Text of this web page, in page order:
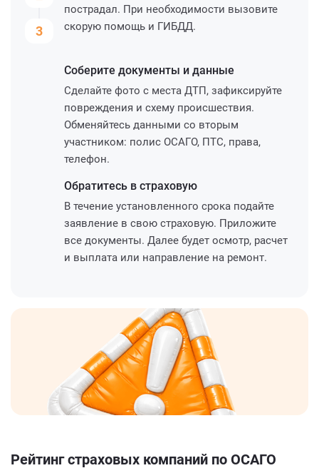
3
пострадал. При необходимости вызовите
скорую помощь и ГИБДД.
Соберите документы и данные
Сделайте фото с места ДТП, зафиксируйте
повреждения и схему происшествия.
Обменяйтесь данными со вторым
участником: полис ОСАГО, ПТС, права,
телефон.
Обратитесь в страховую
В течение установленного срока подайте
заявление в свою страховую. Приложите
все документы. Далее будет осмотр, расчет
и выплата или направление на ремонт.
Рейтинг страховых компаний по ОСАГО